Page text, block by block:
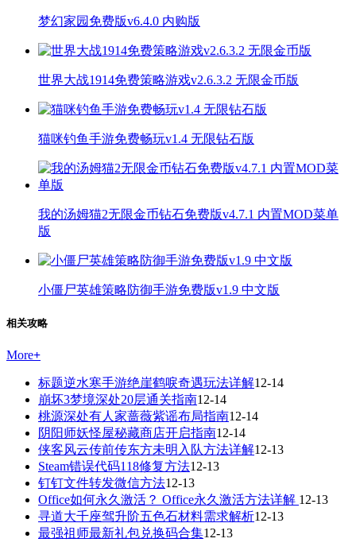
梦幻家园免费版v6.4.0 内购版
世界大战1914免费策略游戏v2.6.3.2 无限金币版
猫咪钓鱼手游免费畅玩v1.4 无限钻石版
我的汤姆猫2无限金币钻石免费版v4.7.1 内置MOD菜单
版
小僵尸英雄策略防御手游免费版v1.9 中文版
相关攻略
More+
标题逆水寒手游绝崖鹤唳奇遇玩法详解12-14
崩坏3梦境深处20层通关指南12-14
桃源深处有人家蔷薇紫谣布局指南12-14
阴阳师妖怪屋秘藏商店开启指南12-14
侠客风云传前传东方未明入队方法详解12-13
Steam错误代码118修复方法12-13
钉钉文件转发微信方法12-13
Office如何永久激活？ Office永久激活方法详解 12-13
寻道大千座驾升阶五色石材料需求解析12-13
最强祖师最新礼包兑换码合集12-13